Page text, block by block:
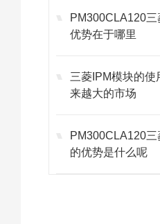
PM300CLA120
优势在于哪里
三菱IPM模块的使
来越大的市场
PM300CLA120
的优势是什么呢